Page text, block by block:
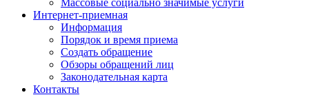
Массовые социально значимые услуги
Интернет-приемная
Информация
Порядок и время приема
Создать обращение
Обзоры обращений лиц
Законодательная карта
Контакты